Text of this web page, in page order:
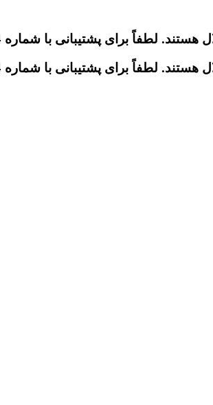
پشتیبانی با شماره 09046612504 تماس بگیرید.
پشتیبانی با شماره 09046612504 تماس بگیرید.